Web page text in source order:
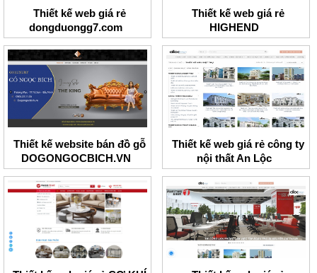
Thiết kế web giá rẻ
dongduongg7.com
Thiết kế web giá rẻ
HIGHEND
Thiết kế website bán đồ gỗ
DOGONGOCBICH.VN
Thiết kế web giá rẻ công ty
nội thất An Lộc